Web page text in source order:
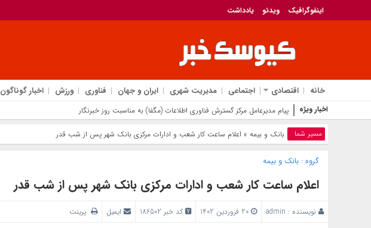
اینفوگرافیک ویدئو یادداشت
خانه اقتصادی اجتماعی مدیریت شهری ایران و جهان فناوری ورزش اخبار گوناگون
اخبار ویژه پیام مدیرعامل مرکز گسترش فناوری اطلاعات (مگفا) به مناسبت روز خبرنگار
مسیر شما بانک‌ و بیمه » اعلام ساعت کار شعب و ادارات مرکزی بانک شهر پس از شب‌ قدر
گروه :بانک‌ و بیمه
اعلام ساعت کار شعب و ادارات مرکزی بانک شهر پس از شب‌ قدر
نویسنده : admin کد خبر 186502 ایمیل پرینت